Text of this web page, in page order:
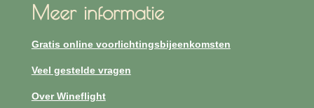
Meer informatie
Gratis online voorlichtingsbijeenkomsten
Veel gestelde vragen
Over Wineflight